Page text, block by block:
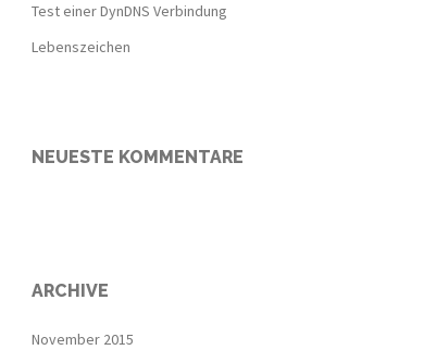
Test einer DynDNS Verbindung
Lebenszeichen
NEUESTE KOMMENTARE
ARCHIVE
November 2015